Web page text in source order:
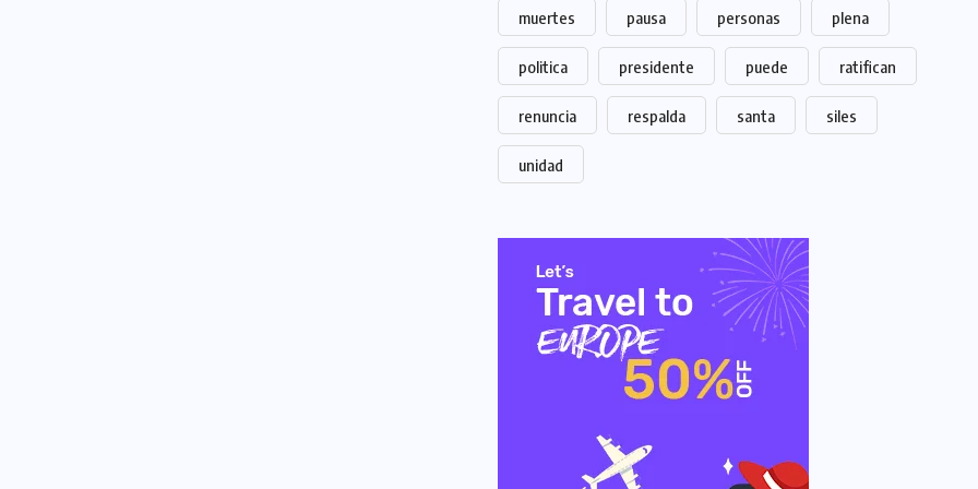
muertes pausa personas plena
politica presidente puede ratifican
renuncia respalda santa siles
unidad